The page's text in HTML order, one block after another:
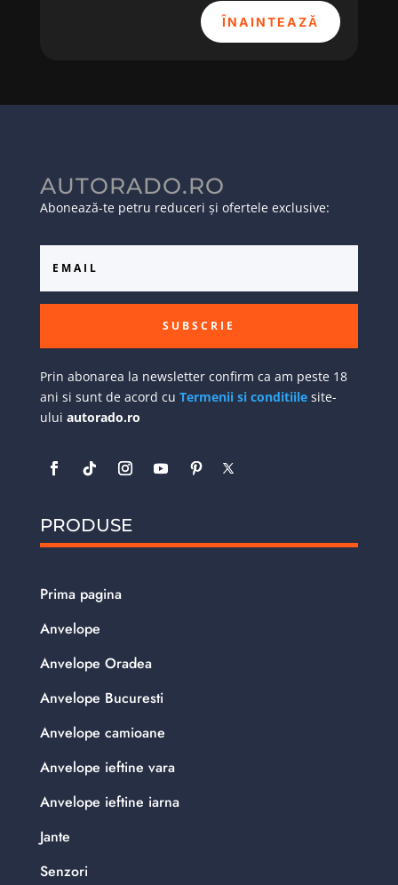
ÎNAINTEAZĂ
AUTORADO.RO
Abonează-te petru reduceri și ofertele exclusive:
SUBSCRIE
Prin abonarea la newsletter confirm ca am peste 18
ani si sunt de acord cu Termenii si conditiilesite-
ului autorado.ro
PRODUSE
Prima pagina
Anvelope
Anvelope Oradea
Anvelope Bucuresti
Anvelope camioane
Anvelope ieftine vara
Anvelope ieftine iarna
Jante
Senzori